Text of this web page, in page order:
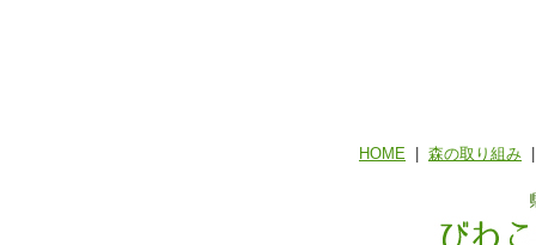
HOME 森の取り組み